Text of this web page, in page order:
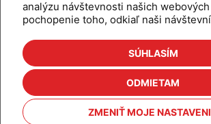
analýzu návštevnosti našich
pochopenie toho, odkiaľ naši
SÚHLASÍM
ODMIETAM
ZMENIŤ MOJE
Domov
Produkty
Aktuality
Odber
Kalkulačky
Cenníky
Na stiahnutie
Referencie
Kontakt